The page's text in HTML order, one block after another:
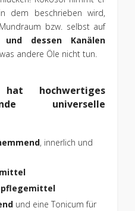
dem beschrieben wird,
bzw. selbst auf
und dessen Kanälen
andere Öle nicht tun.
hat hochwertiges
universelle
, innerlich und
und eine Tonicum für